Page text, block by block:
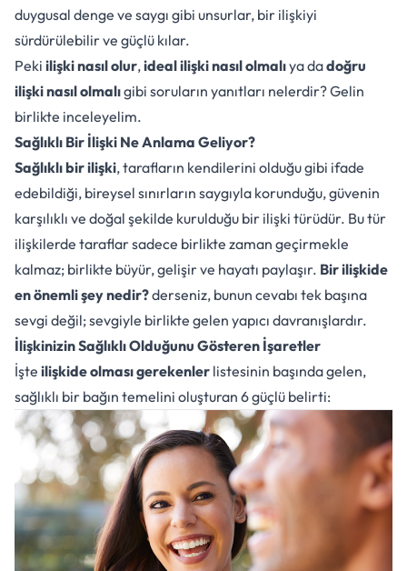
duygusal denge ve saygı gibi unsurlar, bir ilişkiyi
sürdürülebilir ve güçlü kılar.
Peki ilişki nasıl olur,ideal ilişki nasıl olmalıya dadoğru
ilişki nasıl olmalıgibi soruların yanıtları nelerdir? Gelin
birlikte inceleyelim.
Sağlıklı Bir İlişki Ne Anlama Geliyor?
Sağlıklı bir ilişki, tarafların kendilerini olduğu gibi ifade
edebildiği, bireysel sınırların saygıyla korunduğu, güvenin
karşılıklı ve doğal şekilde kurulduğu bir ilişki türüdür. Bu tür
ilişkilerde taraflar sadece birlikte zaman geçirmekle
kalmaz; birlikte büyür, gelişir ve hayatı paylaşır. Bir ilişkide
en önemli şey nedir?derseniz, bunun cevabı tek başına
sevgi değil; sevgiyle birlikte gelen yapıcı davranışlardır.
İlişkinizin Sağlıklı Olduğunu Gösteren İşaretler
İşte ilişkide olması gerekenler listesinin başında gelen,
sağlıklı bir bağın temelini oluşturan 6 güçlü belirti: